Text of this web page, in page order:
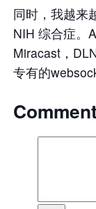
同时，我越来
NIH 综合症。
Miracast，
专有的